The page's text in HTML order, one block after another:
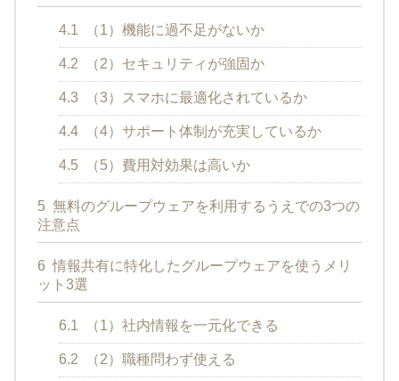
4.1 （1）機能に過不足がないか
4.2 （2）セキュリティが強固か
4.3 （3）スマホに最適化されているか
4.4 （4）サポート体制が充実しているか
4.5 （5）費用対効果は高いか
5 無料のグループウェアを利用するうえでの3つの
注意点
6 情報共有に特化したグループウェアを使うメリ
ット3選
6.1 （1）社内情報を一元化できる
6.2 （2）職種問わず使える